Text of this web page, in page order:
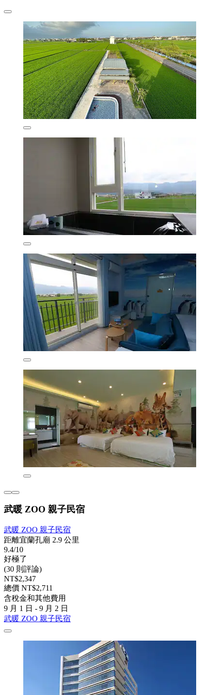
武暖 ZOO 親子民宿
武暖 ZOO 親子民宿
距離宜蘭孔廟 2.9 公里
9.4/10
好極了
(30 則評論)
NT$2,347
總價 NT$2,711
含稅金和其他費用
9 月 1 日 - 9 月 2 日
武暖 ZOO 親子民宿